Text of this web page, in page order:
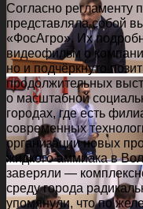
Согласно регламенту
представляла собой
«ФосАгро». Их
видеофильм о
но и подчёркнуто
продолжительных
о масштабной
городах, где есть
современных
организации новых
жидкого аммиака в
заверяли —
среду города
упомянули, что по